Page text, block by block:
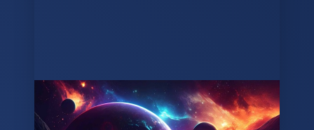
💫 Ambient Space Music Radio ✨
Genieße mit Universe.fm rund um die Uhr